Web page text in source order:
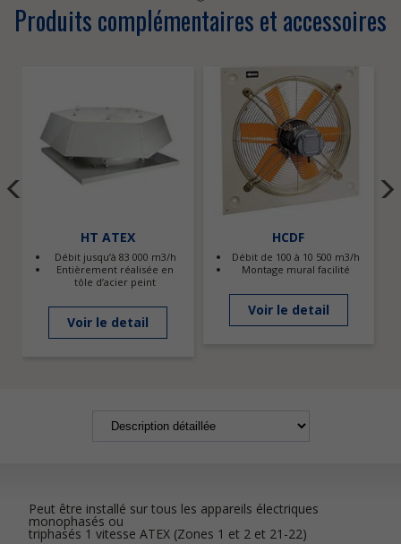
Produits complémentaires et accessoires
HT ATEX
Débit jusqu’à 83 000 m3/h
Entièrement réalisée en
tôle d’acier peint
Voir le detail
HCDF
Débit de 100 à 10 500 m3/h
Montage mural facilité
Voir le detail
Peut être installé sur tous les appareils électriques
monophasés ou
triphasés 1 vitesse ATEX (Zones 1 et 2 et 21-22)